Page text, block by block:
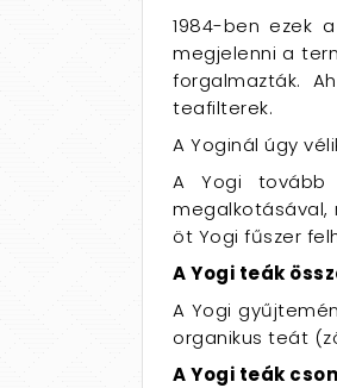
1984-ben ezek
megjelenni a
forgalmazták.
teafilterek.
A Yoginál úgy
A Yogi tovább
megalkotásával,
öt Yogi fűszer
A Yogi teák
A Yogi
organikus teát
A Yogi teák